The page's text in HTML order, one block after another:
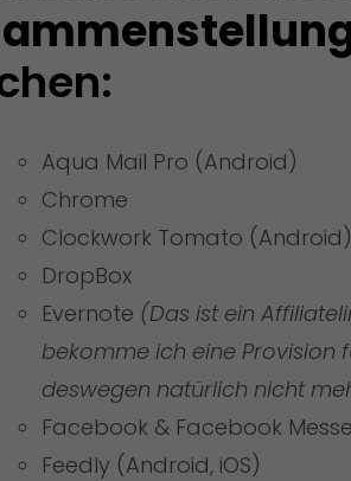
Aqua Mail Pro (Android)
Chrome
Clockwork Tomato (Android)
DropBox
Evernote (Das ist ein
bekomme ich eine Provision
deswegen natürlich nicht
Facebook & Facebook
Feedly (Android, iOS)